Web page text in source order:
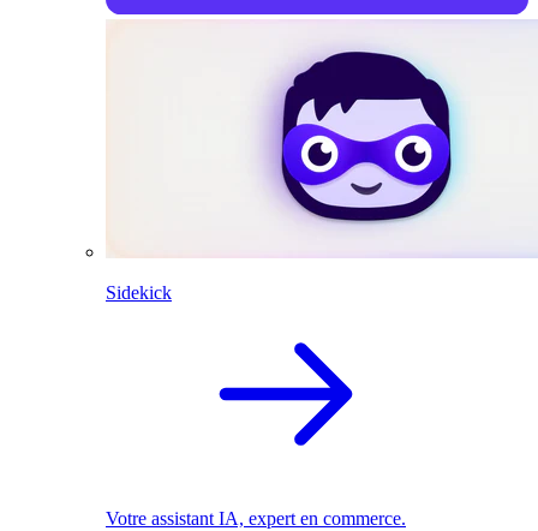
Sidekick
Votre assistant IA, expert en commerce.